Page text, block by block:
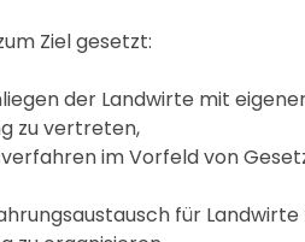
Ziel gesetzt:
der Landwirte mit
zu vertreten,
im Vorfeld von
für